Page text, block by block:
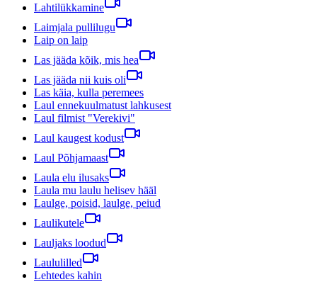
Lahtilükkamine
Laimjala pullilugu
Laip on laip
Las jääda kõik, mis hea
Las jääda nii kuis oli
Las käia, kulla peremees
Laul ennekuulmatust lahkusest
Laul filmist "Verekivi"
Laul kaugest kodust
Laul Põhjamaast
Laula elu ilusaks
Laula mu laulu helisev hääl
Laulge, poisid, laulge, peiud
Laulikutele
Lauljaks loodud
Laululilled
Lehtedes kahin